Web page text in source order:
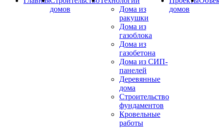
домов
Дома из
ракушки
Дома из
газоблока
Дома из
газобетона
Дома из СИП-
панелей
Деревянные
дома
Строительство
фундаментов
Кровельные
работы
домов